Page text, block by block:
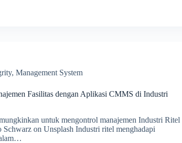
, Management System
Fasilitas dengan Aplikasi CMMS di Industri
untuk mengontrol manajemen Industri Ritel
on Unsplash Industri ritel menghadapi